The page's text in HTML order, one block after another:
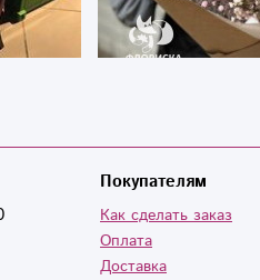
Покупателям
Как сделать заказ
Оплата
Доставка